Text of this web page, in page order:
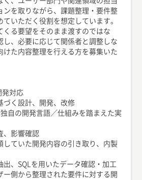
ンを取りながら、課題整理・要件整
いただく役割を想定しています。
くる要望をそのまま渡すのではな
し、必要に応じて関係者と調整しな
けた内容整理を行える方を募集いた
発対応
づく設計、開発、改修
独自の開発言語／仕組みを踏まえた実
、影響確認
していた開発内容の引き取り、内製
出、SQLを用いたデータ確認・加工
ー側から整理された要件に対する開